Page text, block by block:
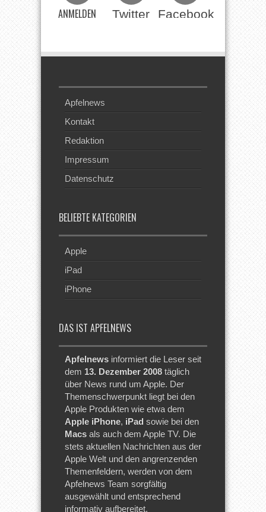
ANMELDEN Twitter Facebook
Apfelnews
Kontakt
Redaktion
Impressum
Datenschutz
BELIEBTE KATEGORIEN
Apple
iPad
iPhone
DAS IST APFELNEWS
Apfelnews informiert die Leser seit
dem 13. Dezember 2008 täglich
über News rund um Apple. Der
Themenschwerpunkt liegt bei den
Apple Produkten wie etwa dem
Apple iPhone, iPad sowie bei den
Macs als auch dem Apple TV. Die
stets aktuellen Nachrichten aus der
Apple Welt und den angrenzenden
Themenfeldern, werden von dem
Apfelnews Team sorgfältig
ausgewählt und entsprechend
informativ aufbereitet.